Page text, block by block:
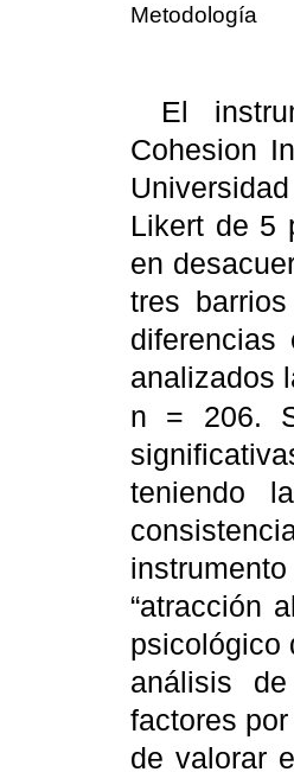
Metodología
El
Cohesion
Likert de 5
en
tres
analizados
n = 206.
teniendo
“atracción
psicológico
análisis
factores
de valorar